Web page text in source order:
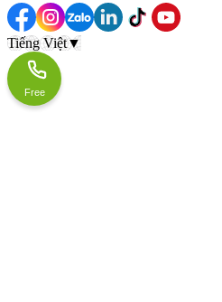
Tiếng Việt▼
Free